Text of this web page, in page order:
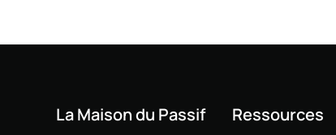
La Maison du Passif Ressources